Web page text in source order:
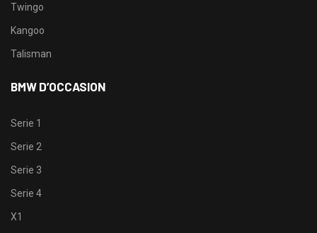
Twingo
Kangoo
Talisman
BMW D’OCCASION
Serie 1
Serie 2
Serie 3
Serie 4
X1